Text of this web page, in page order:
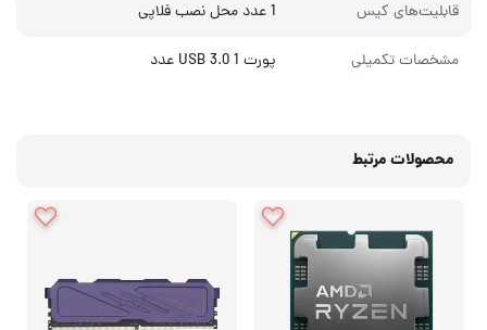
قابلیت‌های کیس 1 عدد محل نصب فلاپی
مشخصات تکمیلی پورت USB 3.0 1 عدد
محصولات مرتبط